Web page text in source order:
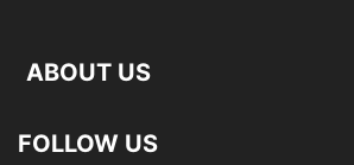
ABOUT US
FOLLOW US